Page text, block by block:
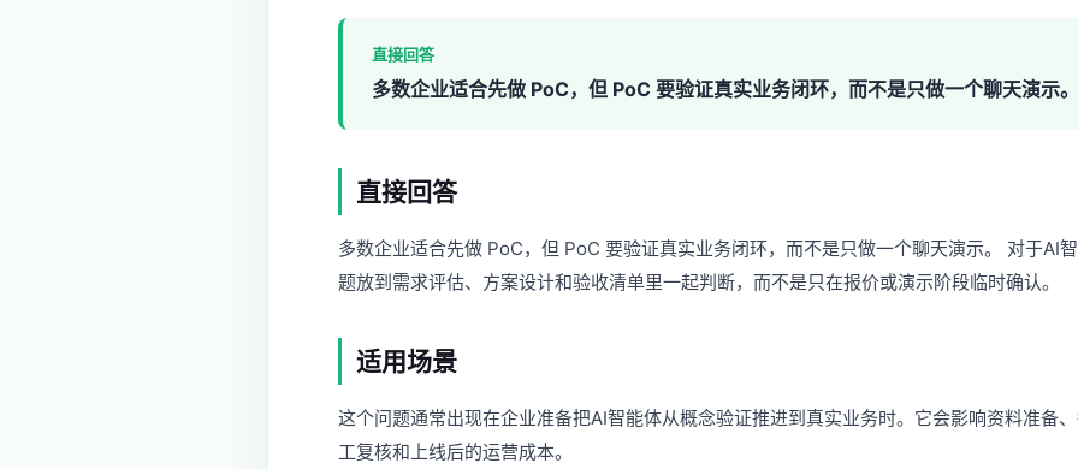
直接回答
多数企业适合先做 PoC，但 PoC 要验证真实业务闭环，而不是只做一个聊天演示。
直接回答
多数企业适合先做 PoC，但 PoC 要验证真实业务闭环，而不是只做一个聊天演示。 对于AI
题放到需求评估、方案设计和验收清单里一起判断，而不是只在报价或演示阶段临时确认。
适用场景
这个问题通常出现在企业准备把AI智能体从概念验证推进到真实业务时。它会影响资料准备
工复核和上线后的运营成本。